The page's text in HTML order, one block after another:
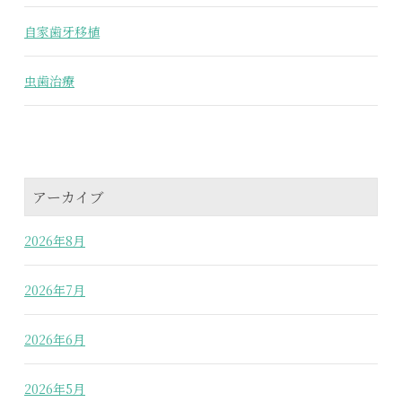
自家歯牙移植
虫歯治療
アーカイブ
2026年8月
2026年7月
2026年6月
2026年5月